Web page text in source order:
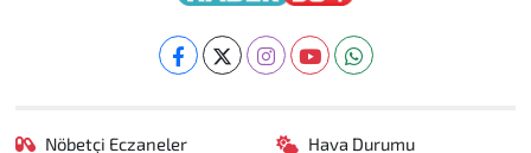
Nöbetçi Eczaneler Hava Durumu